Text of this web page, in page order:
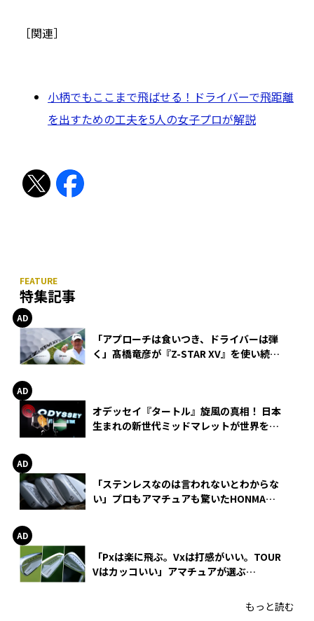
［関連］
小柄でもここまで飛ばせる！ドライバーで飛距離
を出すための工夫を5人の女子プロが解説
特集記事
「アプローチは食いつき、ドライバーは弾
く」髙橋竜彦が『Z-STAR XV』を使い続け
オデッセイ『タートル』旋風の真相！ 日本
生まれの新世代ミッドマレットが世界を席
「ステンレスなのは言われないとわからな
い」プロもアマチュアも驚いたHONMA
「Pxは楽に飛ぶ。Vxは打感がいい。TOUR
Vはカッコいい」アマチュアが選ぶ
もっと読む